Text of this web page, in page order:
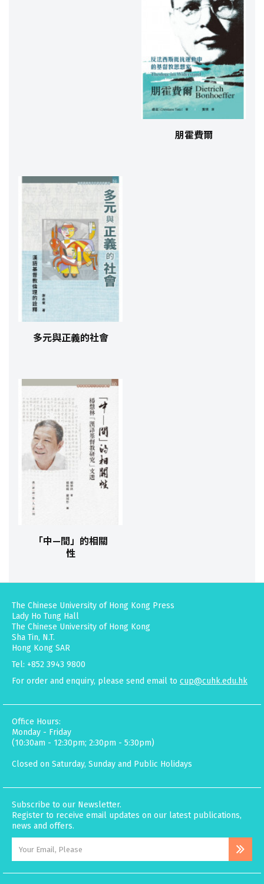
朋霍費爾
多元與正義的社會
「中—間」的相關
性
The Chinese University of Hong Kong Press
Lady Ho Tung Hall
The Chinese University of Hong Kong
Sha Tin, N.T.
Hong Kong SAR
Tel: +852 3943 9800
For order and enquiry, please send email to cup@cuhk.edu.hk
Office Hours:
Monday - Friday
(10:30am - 12:30pm; 2:30pm - 5:30pm)
Closed on Saturday, Sunday and Public Holidays
Subscribe to our Newsletter.
Register to receive email updates on our latest publications,
news and offers.